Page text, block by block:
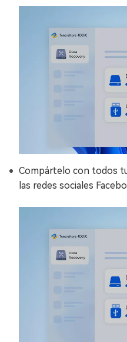
Compártelo con todos
las redes sociales